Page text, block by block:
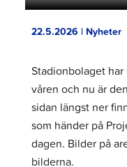
22.5.2026 | Nyheter
Stadionbolaget
våren och nu är
sidan längst ner
som händer på
dagen. Bilder på
bilderna.